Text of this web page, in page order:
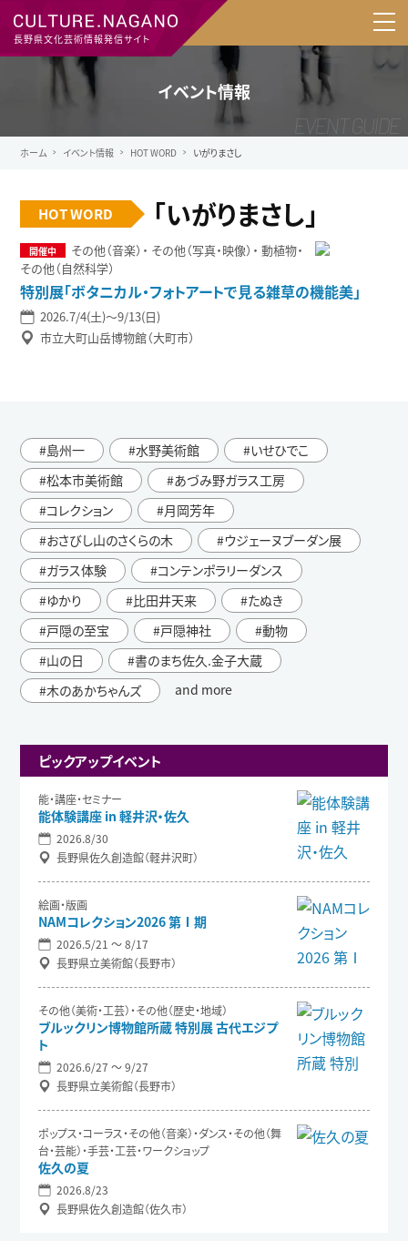
長野県文化芸術情報発信サイト
イベント情報
ホーム イベント情報 HOT WORD いがりまさし
HOT WORD 「いがりまさし」
その他（音楽） その他（写真・映像）
動植物
その他（自然科学）
特別展「ボタニカル・フォトアートで見る雑草の機能美」
2026.7/4(土)〜9/13(日)
市立大町山岳博物館（大町市）
島州一 水野美術館
いせひでこ
松本市美術館
あづみ野ガラス工房
コレクション
月岡芳年
おさびし山のさくらの木
ウジェーヌブーダン展
ガラス体験
コンテンポラリーダンス
ゆかり
比田井天来
たぬき
戸隠の至宝
戸隠神社
動物
山の日
書のまち佐久.金子大蔵
木のあかちゃんズ
and more
ピックアップイベント
能・講座・セミナー
能体験講座 in 軽井沢・佐久
2026.8/30
長野県佐久創造館（軽井沢町）
絵画・版画
NAMコレクション2026 第Ⅰ期
2026.5/21 〜 8/17
長野県立美術館（長野市）
その他（美術・工芸）・その他（歴史・地域）
ブルックリン博物館所蔵 特別展 古代エジプ
ト
2026.6/27 〜 9/27
長野県立美術館（長野市）
ポップス・コーラス・その他（音楽）・ダンス・その他（舞
台・芸能）・手芸・工芸・ワークショップ
佐久の夏
2026.8/23
長野県佐久創造館（佐久市）